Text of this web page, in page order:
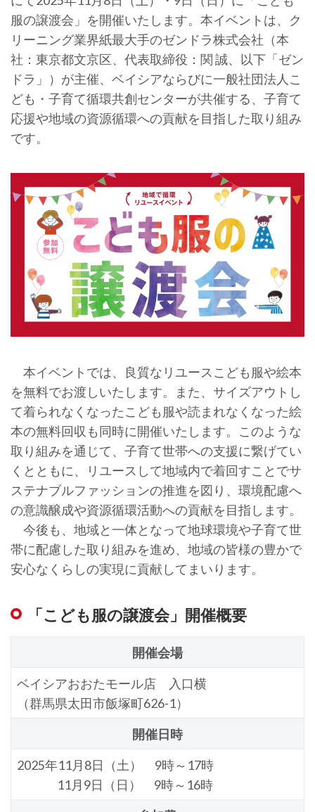
服の譲渡会」を開催いたします。本イベントは、ク
リーニング業界紙最大手のゼンドラ株式会社（本
社：東京都文京区、代表取締役：関 誠、以下「ゼン
ドラ」）が主催、ベイシアならびに一般社団法人こ
ども・子育て循環共創センターが共催する、子育て
応援や地域の資源循環への貢献を目指した取り組み
です。
本イベントでは、良質なリユースこども服や絵本
を無料でお渡しいたします。また、サイズアウトし
て着られなくなったこども服や読まれなくなった絵
本の無料回収も同時に開催いたします。このような
取り組みを通じて、子育て世帯への支援に繋げてい
くとともに、リユースして地域内で着回すことでサ
ステナブルファッションの推進を図り、環境配慮へ
の意識醸成や資源循環活動への貢献を目指します。
今後も、地域と一体となって地球環境や子育て世
帯に配慮した取り組みを進め、地域の皆様の豊かで
安心なくらしの実現に貢献してまいります。
「こども服の譲渡会」開催概要
開催会場
ベイシアおおたモール店 入口横
（群馬県太田市飯塚町626-1）
開催日時
2025年11月8日（土） 9時～17時
11月9日（日） 9時～16時